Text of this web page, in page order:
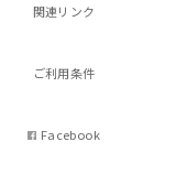
関連リンク
ご利用条件
Facebook